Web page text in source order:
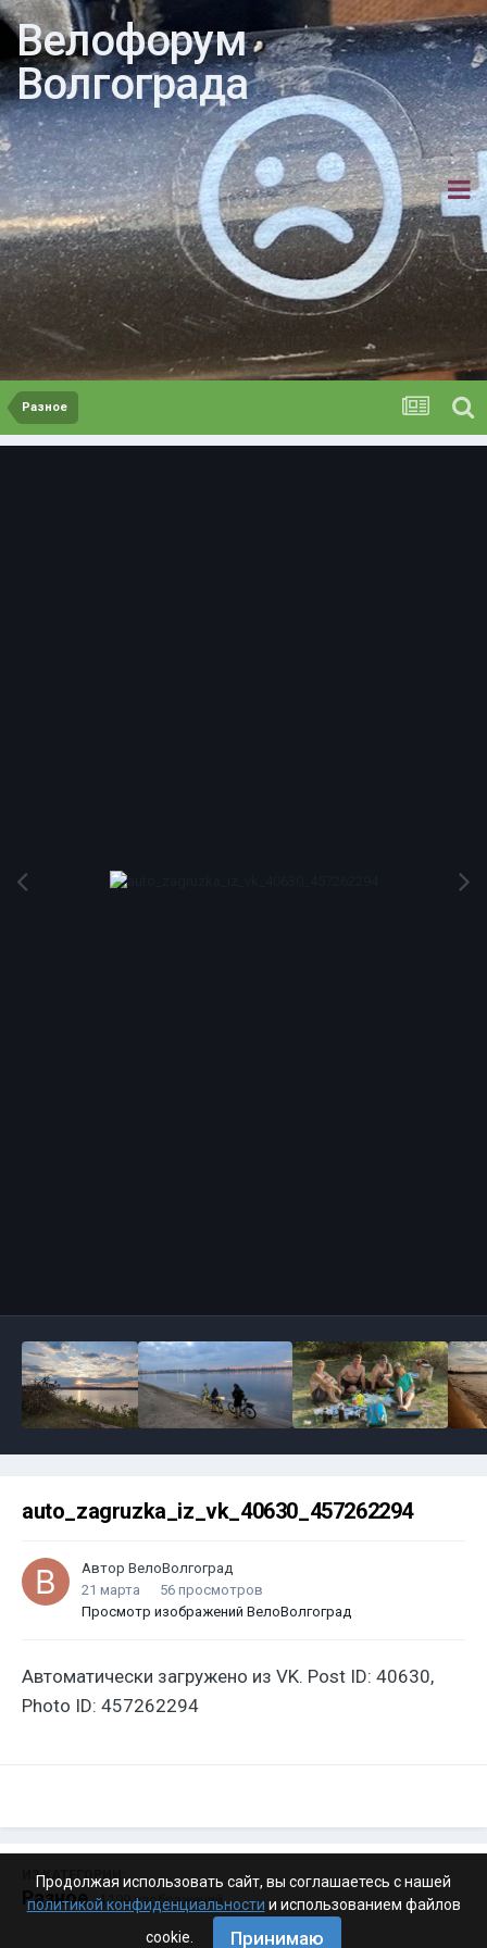
Велофорум
Волгограда
Разное
auto_zagruzka_iz_vk_40630_457262294
Автор ВелоВолгоград
21 марта
56 просмотров
Просмотр изображений ВелоВолгоград
Автоматически загружено из VK. Post ID: 40630,
Photo ID: 457262294
ИЗ КАТЕГОРИИ:
Разное · 4 199 изображений
Продолжая использовать сайт, вы соглашаетесь с нашей
политикой конфиденциальности и использованием файлов
cookie.
Принимаю